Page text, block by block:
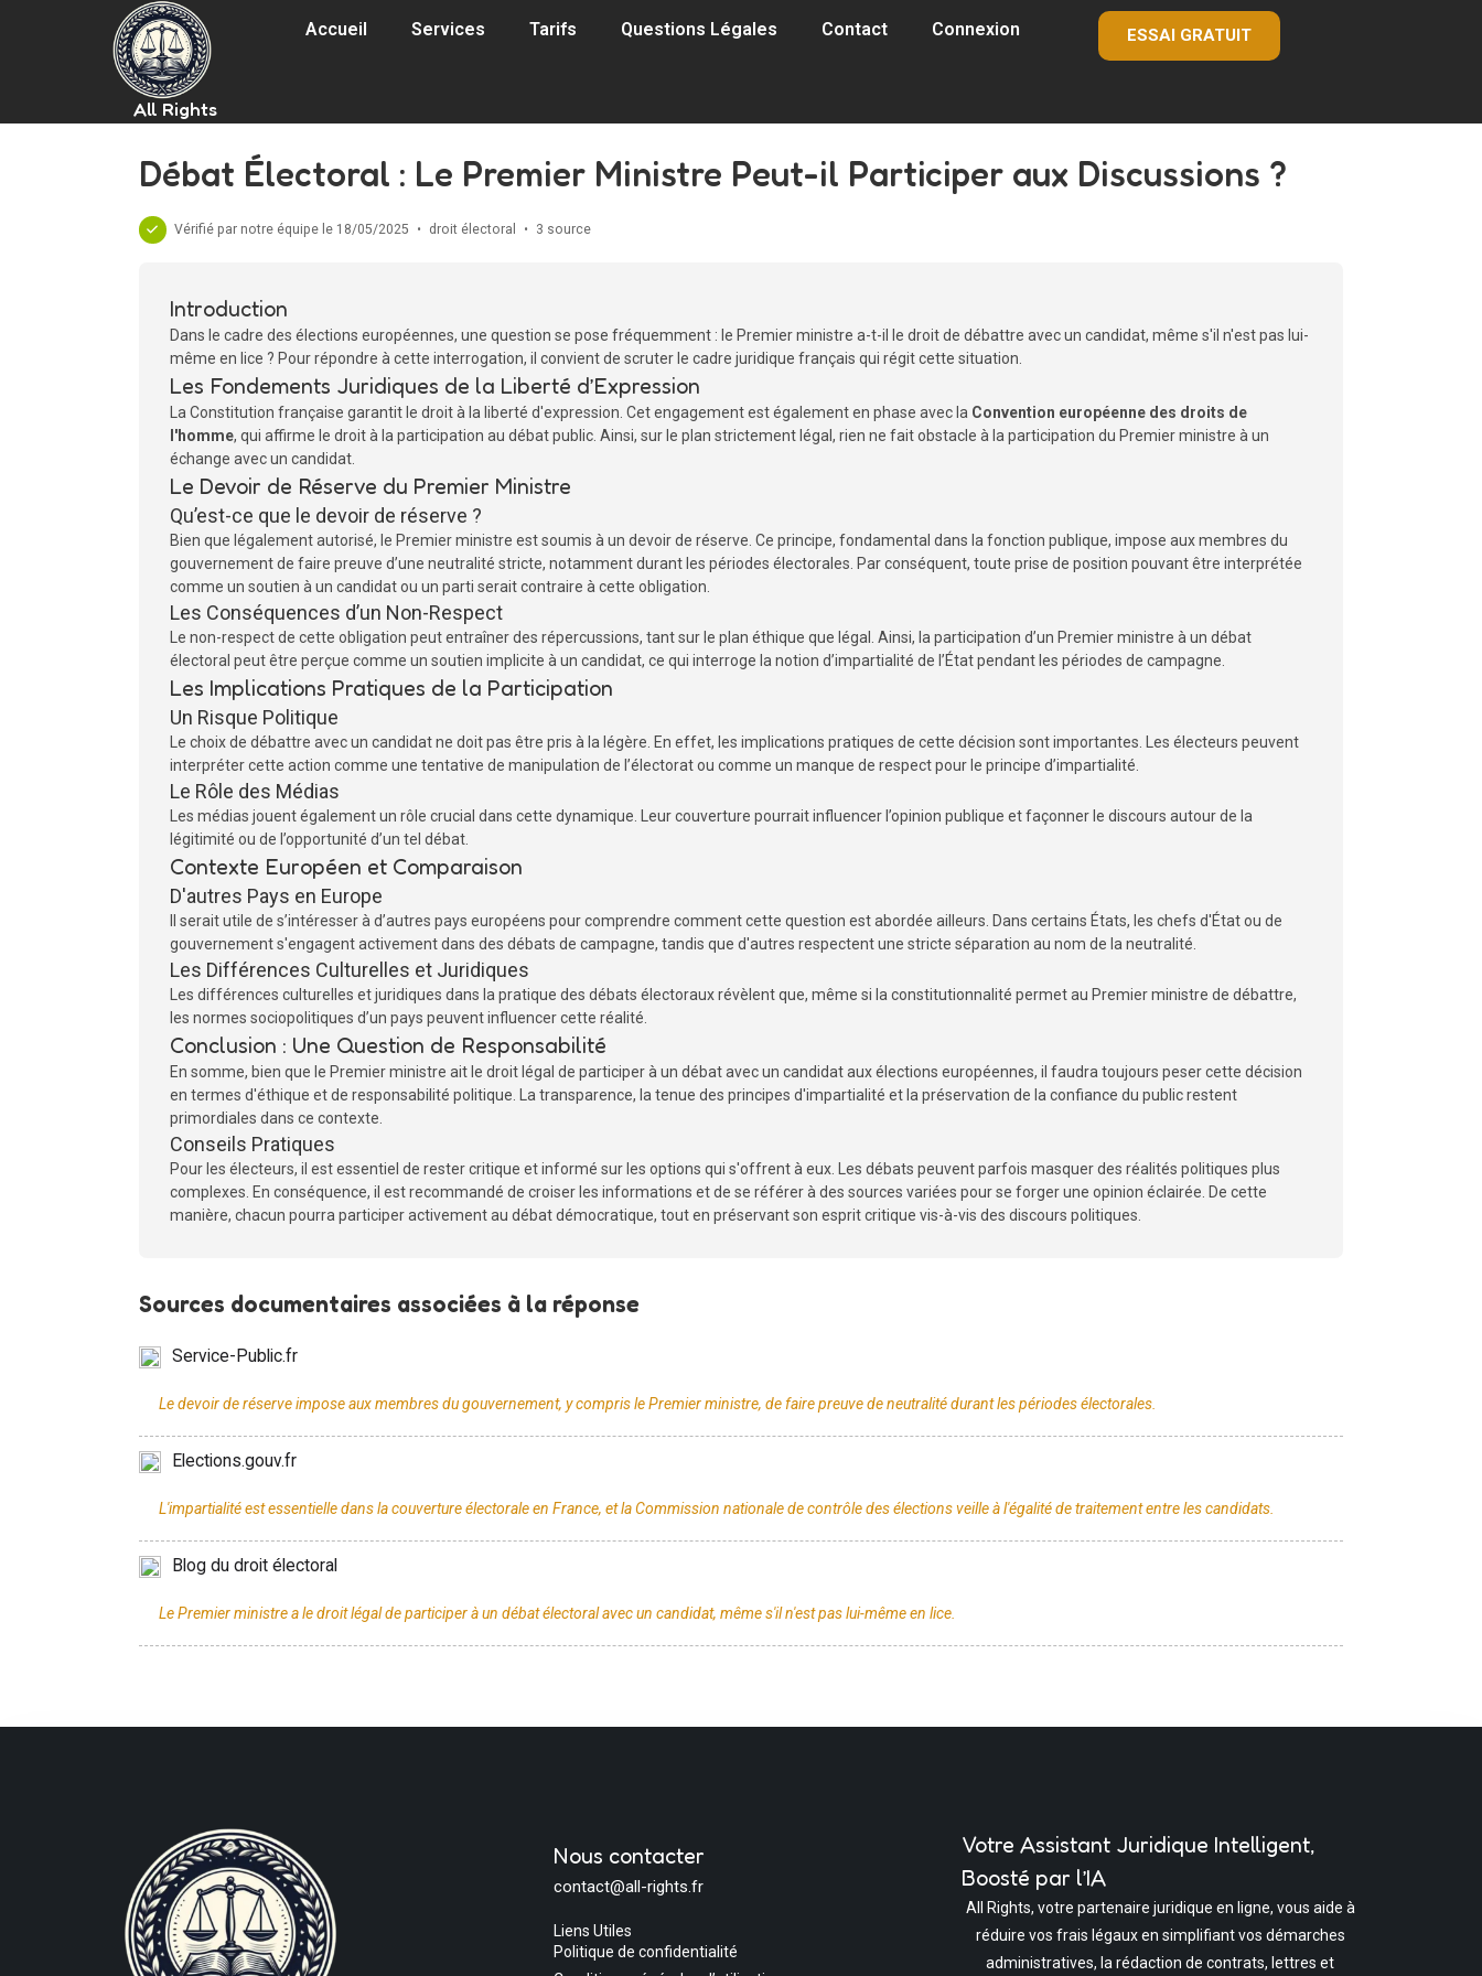
All Rights
Accueil Services Tarifs Questions Légales Contact Connexion ESSAI GRATUIT
Débat Électoral : Le Premier Ministre Peut-il Participer aux Discussions ?
Vérifié par notre équipe le 18/05/2025 • droit électoral • 3 source
Introduction
Dans le cadre des élections européennes, une question se pose fréquemment : le Premier ministre a-t-il le droit de débattre avec un candidat, même s'il n'est pas lui-
même en lice ? Pour répondre à cette interrogation, il convient de scruter le cadre juridique français qui régit cette situation.
Les Fondements Juridiques de la Liberté d’Expression
La Constitution française garantit le droit à la liberté d'expression. Cet engagement est également en phase avec la Convention européenne des droits de
l'homme, qui affirme le droit à la participation au débat public. Ainsi, sur le plan strictement légal, rien ne fait obstacle à la participation du Premier ministre à un
échange avec un candidat.
Le Devoir de Réserve du Premier Ministre
Qu’est-ce que le devoir de réserve ?
Bien que légalement autorisé, le Premier ministre est soumis à un devoir de réserve. Ce principe, fondamental dans la fonction publique, impose aux membres du
gouvernement de faire preuve d’une neutralité stricte, notamment durant les périodes électorales. Par conséquent, toute prise de position pouvant être interprétée
comme un soutien à un candidat ou un parti serait contraire à cette obligation.
Les Conséquences d’un Non-Respect
Le non-respect de cette obligation peut entraîner des répercussions, tant sur le plan éthique que légal. Ainsi, la participation d’un Premier ministre à un débat
électoral peut être perçue comme un soutien implicite à un candidat, ce qui interroge la notion d’impartialité de l’État pendant les périodes de campagne.
Les Implications Pratiques de la Participation
Un Risque Politique
Le choix de débattre avec un candidat ne doit pas être pris à la légère. En effet, les implications pratiques de cette décision sont importantes. Les électeurs peuvent
interpréter cette action comme une tentative de manipulation de l’électorat ou comme un manque de respect pour le principe d’impartialité.
Le Rôle des Médias
Les médias jouent également un rôle crucial dans cette dynamique. Leur couverture pourrait influencer l’opinion publique et façonner le discours autour de la
légitimité ou de l’opportunité d’un tel débat.
Contexte Européen et Comparaison
D'autres Pays en Europe
Il serait utile de s’intéresser à d’autres pays européens pour comprendre comment cette question est abordée ailleurs. Dans certains États, les chefs d'État ou de
gouvernement s'engagent activement dans des débats de campagne, tandis que d'autres respectent une stricte séparation au nom de la neutralité.
Les Différences Culturelles et Juridiques
Les différences culturelles et juridiques dans la pratique des débats électoraux révèlent que, même si la constitutionnalité permet au Premier ministre de débattre,
les normes sociopolitiques d’un pays peuvent influencer cette réalité.
Conclusion : Une Question de Responsabilité
En somme, bien que le Premier ministre ait le droit légal de participer à un débat avec un candidat aux élections européennes, il faudra toujours peser cette décision
en termes d'éthique et de responsabilité politique. La transparence, la tenue des principes d'impartialité et la préservation de la confiance du public restent
primordiales dans ce contexte.
Conseils Pratiques
Pour les électeurs, il est essentiel de rester critique et informé sur les options qui s'offrent à eux. Les débats peuvent parfois masquer des réalités politiques plus
complexes. En conséquence, il est recommandé de croiser les informations et de se référer à des sources variées pour se forger une opinion éclairée. De cette
manière, chacun pourra participer activement au débat démocratique, tout en préservant son esprit critique vis-à-vis des discours politiques.
Sources documentaires associées à la réponse
Service-Public.fr
Elections.gouv.fr
Blog du droit électoral
Nous contacter
contact@all-rights.fr
Liens Utiles
Politique de confidentialité
Votre Assistant Juridique Intelligent,
Boosté par l’IA
All Rights, votre partenaire juridique en ligne, vous aide à
réduire vos frais légaux en simplifiant vos démarches
administratives, la rédaction de contrats, lettres et